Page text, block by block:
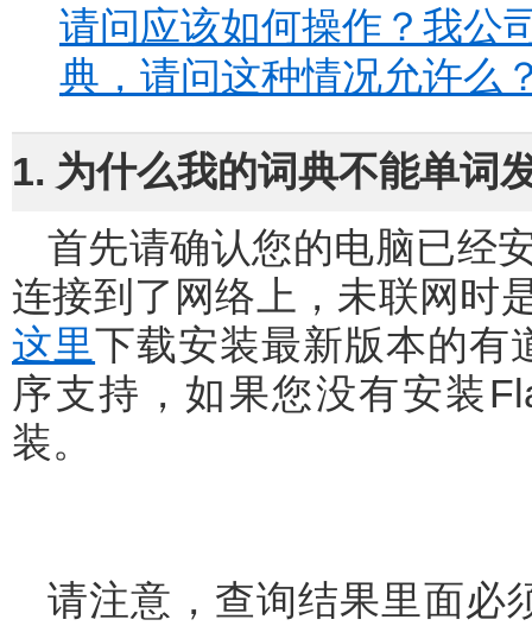
请问应该如何操作？我公
典，请问这种情况允许么
1. 为什么我的词典不能单词
首先请确认您的电脑已经安装了最新版本的有道词典并正确地
连接到了网络上，未联网时
这里下载安装最新版本的有
序支持，如果您没有安装
装。
请注意，查询结果里面